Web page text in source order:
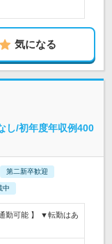
気になる
し/初年度年収例400
第二新卒歓迎
中
勤可能 】 ▼転勤はあ